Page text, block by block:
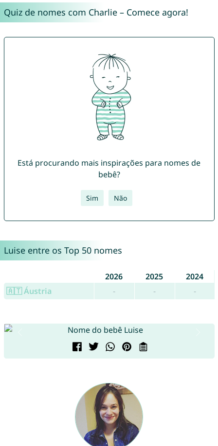
Quiz de nomes com Charlie – Comece agora!
Está procurando mais inspirações para nomes de
bebê?
Sim Não
Luise entre os Top 50 nomes
2026 2025
2024
🇦🇹 Áustria
- - -